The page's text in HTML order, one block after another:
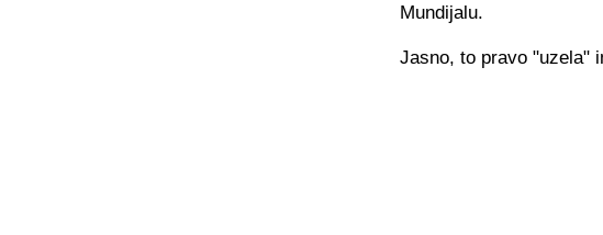
Mundijalu.
Jasno, to pravo "uzela"